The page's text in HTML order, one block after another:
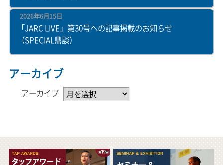
「JARC LIVE」第30号への記事掲載のお知らせ
（SPECIAL鼎談）
2026年6月15日
アーカイブ
アーカイブ